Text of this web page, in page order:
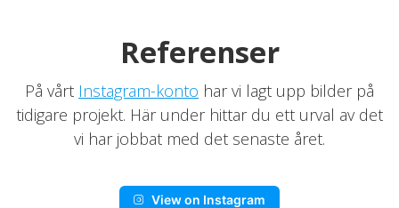
Referenser
På vårt Instagram-konto har vi lagt upp bilder på
tidigare projekt. Här under hittar du ett urval av det
vi har jobbat med det senaste året.
View on Instagram